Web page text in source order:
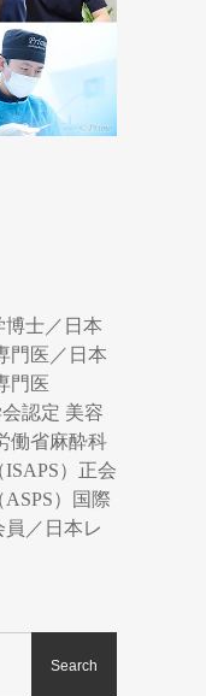
博士／日本
門医／日本
門医
会認定 美容
働省麻酔科
）正会
）国際
／日本レ